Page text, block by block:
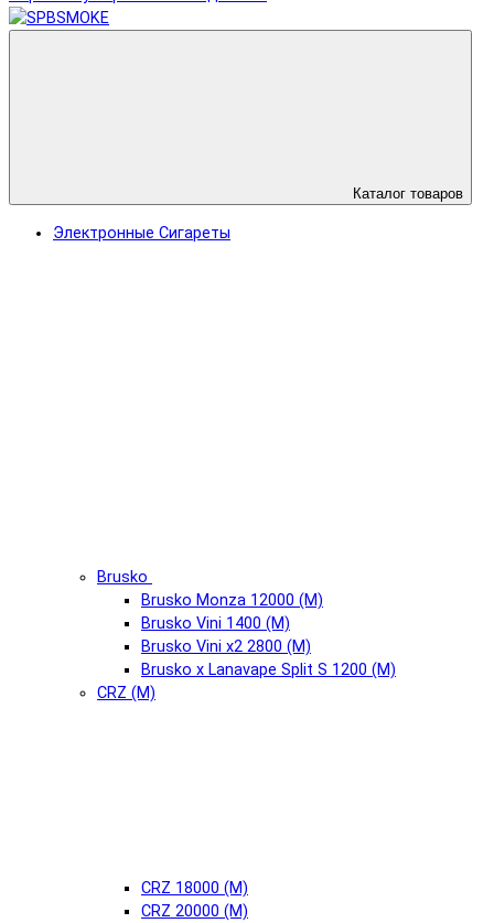
Каталог товаров
Электронные Сигареты
Brusko
Brusko Monza 12000 (М)
Brusko Vini 1400 (М)
Brusko Vini x2 2800 (М)
Brusko x Lanavape Split S 1200 (М)
CRZ (М)
CRZ 18000 (М)
CRZ 20000 (М)